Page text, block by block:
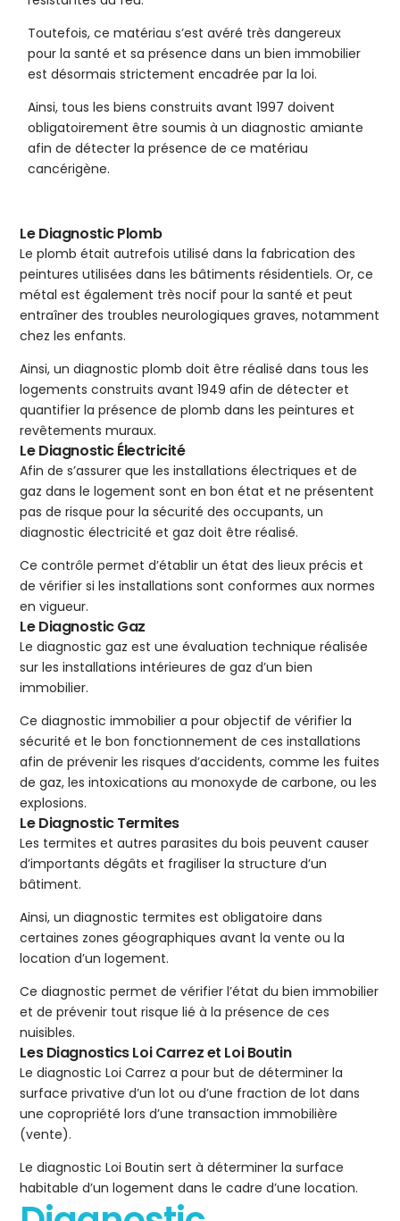
Toutefois, ce matériau s’est avéré très dangereux
pour la santé et sa présence dans un bien immobilier
est désormais strictement encadrée par la loi.
Ainsi, tous les biens construits avant 1997 doivent
obligatoirement être soumis à un diagnostic amiante
afin de détecter la présence de ce matériau
cancérigène.
Le Diagnostic Plomb
Le plomb était autrefois utilisé dans la fabrication des
peintures utilisées dans les bâtiments résidentiels. Or, ce
métal est également très nocif pour la santé et peut
entraîner des troubles neurologiques graves, notamment
chez les enfants.
Ainsi, un diagnostic plomb doit être réalisé dans tous les
logements construits avant 1949 afin de détecter et
quantifier la présence de plomb dans les peintures et
revêtements muraux.
Le Diagnostic Électricité
Afin de s’assurer que les installations électriques et de
gaz dans le logement sont en bon état et ne présentent
pas de risque pour la sécurité des occupants, un
diagnostic électricité et gaz doit être réalisé.
Ce contrôle permet d’établir un état des lieux précis et
de vérifier si les installations sont conformes aux normes
en vigueur.
Le Diagnostic Gaz
Le diagnostic gaz est une évaluation technique réalisée
sur les installations intérieures de gaz d’un bien
immobilier.
Ce diagnostic immobilier a pour objectif de vérifier la
sécurité et le bon fonctionnement de ces installations
afin de prévenir les risques d’accidents, comme les fuites
de gaz, les intoxications au monoxyde de carbone, ou les
explosions.
Le Diagnostic Termites
Les termites et autres parasites du bois peuvent causer
d’importants dégâts et fragiliser la structure d’un
bâtiment.
Ainsi, un diagnostic termites est obligatoire dans
certaines zones géographiques avant la vente ou la
location d’un logement.
Ce diagnostic permet de vérifier l’état du bien immobilier
et de prévenir tout risque lié à la présence de ces
nuisibles.
Les Diagnostics Loi Carrez et Loi Boutin
Le diagnostic Loi Carrez a pour but de déterminer la
surface privative d’un lot ou d’une fraction de lot dans
une copropriété lors d’une transaction immobilière
(vente).
Le diagnostic Loi Boutin sert à déterminer la surface
habitable d’un logement dans le cadre d’une location.